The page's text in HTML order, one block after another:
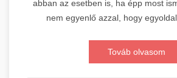
abban az esetben is, ha épp most
nem egyenlő azzal, hogy
Továb olvasom